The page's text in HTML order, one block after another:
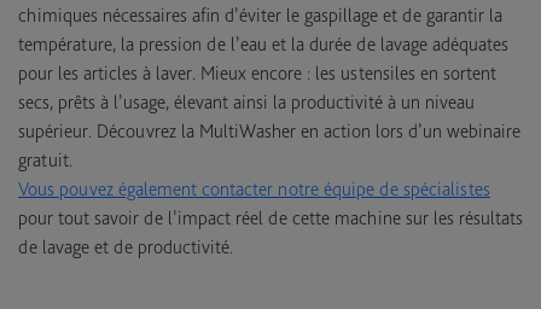
chimiques nécessaires afin d’éviter le gaspillage et de garantir la
température, la pression de l’eau et la durée de lavage adéquates
pour les articles à laver. Mieux encore : les ustensiles en sortent
secs, prêts à l’usage, élevant ainsi la productivité à un niveau
supérieur. Découvrez la MultiWasher en action lors d’un webinaire
gratuit.
Vous pouvez également contacter notre équipe de spécialistes
pour tout savoir de l’impact réel de cette machine sur les résultats
de lavage et de productivité.